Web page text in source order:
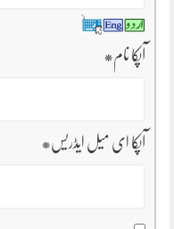
آپکا نام*
آپکا ای میل ایڈریس*